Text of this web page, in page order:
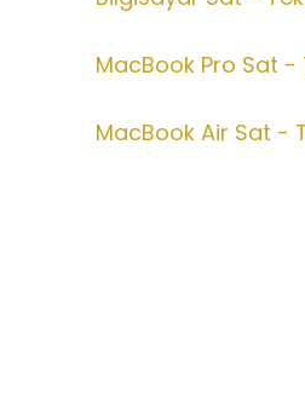
MacBook Pro Sat -
MacBook Air Sat -